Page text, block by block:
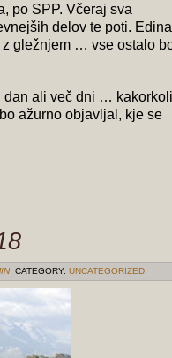
po SPP. Včeraj sva
delov te poti. Edina
gležnjem … vse ostalo
dan ali več dni …
ažurno objavljal, kje se
CATEGORY: UNCATEGORIZED